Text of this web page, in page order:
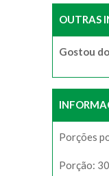
OUTRAS
Gostou
Porções
Porção: